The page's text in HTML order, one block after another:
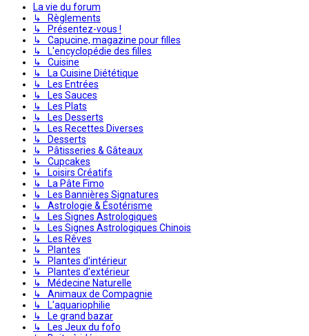
La vie du forum
↳ Règlements
↳ Présentez-vous !
↳ Capucine, magazine pour filles
↳ L'encyclopédie des filles
↳ Cuisine
↳ La Cuisine Diététique
↳ Les Entrées
↳ Les Sauces
↳ Les Plats
↳ Les Desserts
↳ Les Recettes Diverses
↳ Desserts
↳ Pâtisseries & Gâteaux
↳ Cupcakes
↳ Loisirs Créatifs
↳ La Pâte Fimo
↳ Les Bannières Signatures
↳ Astrologie & Ésotérisme
↳ Les Signes Astrologiques
↳ Les Signes Astrologiques Chinois
↳ Les Rêves
↳ Plantes
↳ Plantes d'intérieur
↳ Plantes d'extérieur
↳ Médecine Naturelle
↳ Animaux de Compagnie
↳ L'aquariophilie
↳ Le grand bazar
↳ Les Jeux du fofo